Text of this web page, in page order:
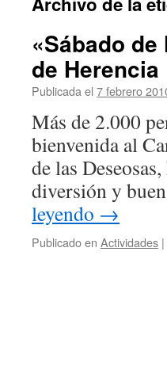
«Sábado
de Herencia
Publicada el 7 febrero
Más de 2.000
bienvenida al
de las
diversión y
leyendo →
Publicado en Actividades |